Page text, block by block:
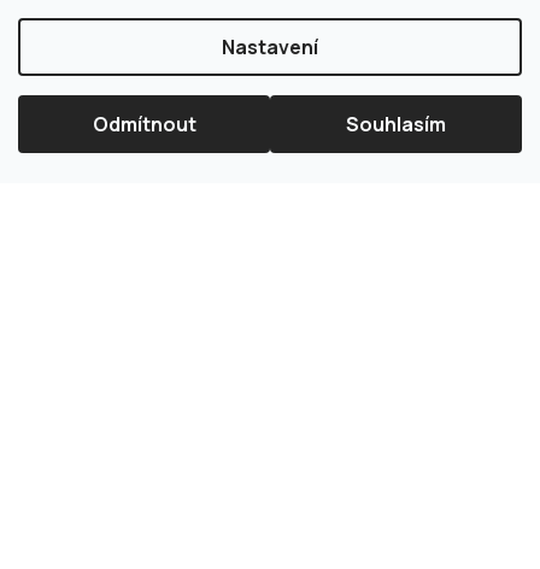
Nastavení
Odmítnout Souhlasím